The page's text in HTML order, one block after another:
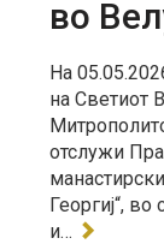
во
На
на Светиот
отслужи
Георгиј“,
и…